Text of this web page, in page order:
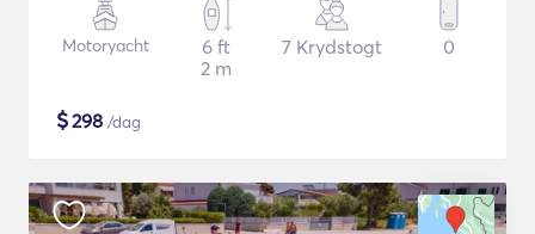
Motoryacht
6 ft
2 m
7 Krydstogt 0
$298 /dag